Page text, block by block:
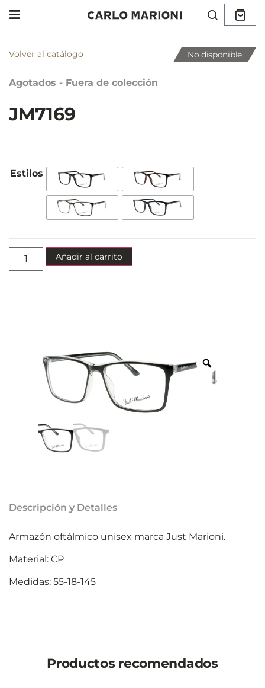
Descripción y Detalles
Armazón oftálmico unisex marca Just Marioni.
Material: CP
Medidas: 55-18-145
Volver al catálogo
Agotados - Fuera de colección
JM7169
No disponible
Añadir al carrito
Productos recomendados